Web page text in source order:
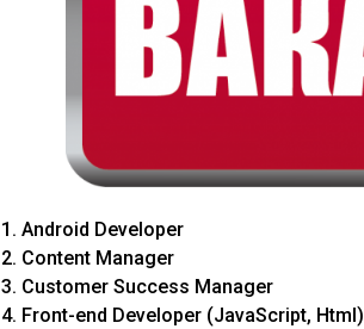
1. Android Developer
2. Content Manager
3. Customer Success Manager
4. Front-end Developer (JavaScript, Html)